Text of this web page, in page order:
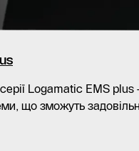
Logamatic EMS plus
що зможуть